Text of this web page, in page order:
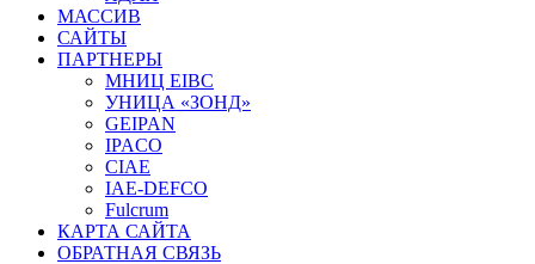
МАССИВ
САЙТЫ
ПАРТНЕРЫ
МНИЦ EIBC
УНИЦА «ЗОНД»
GEIPAN
IPACO
CIAE
IAE-DEFCO
Fulcrum
КАРТА САЙТА
ОБРАТНАЯ СВЯЗЬ